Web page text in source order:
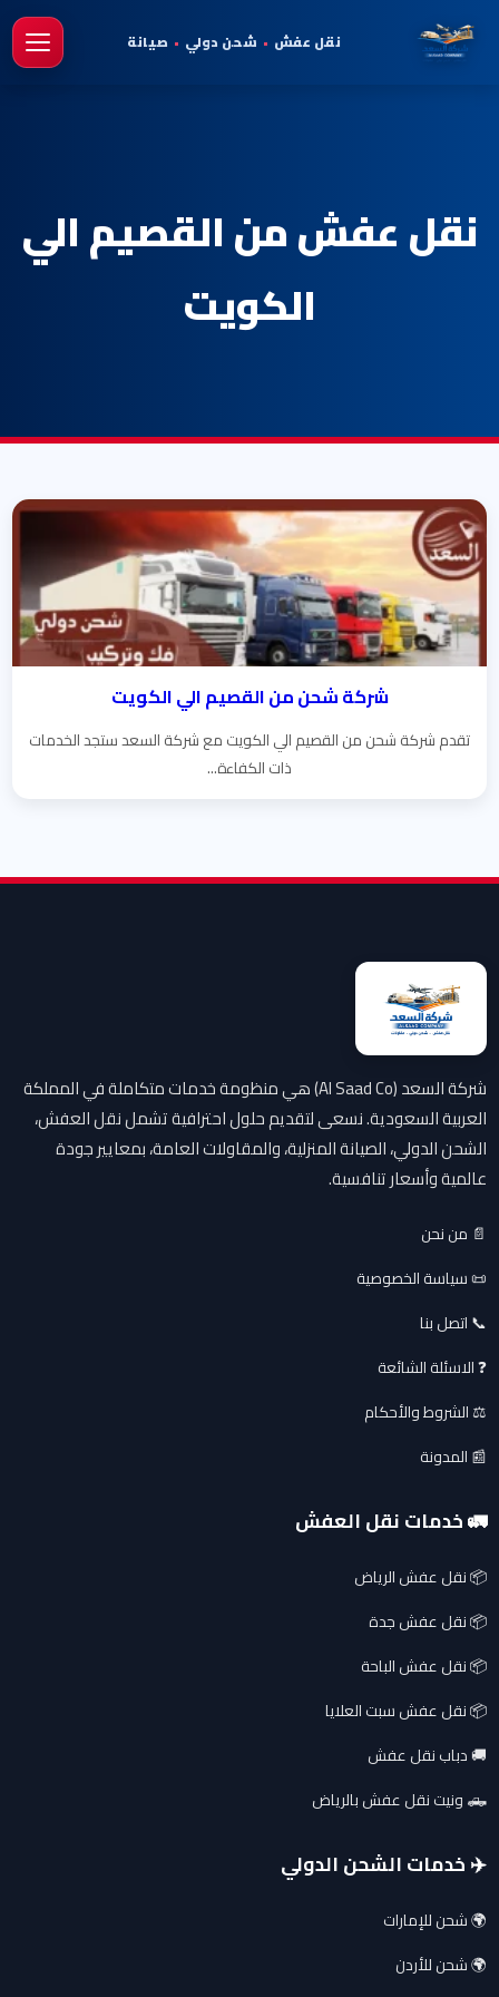
نقل عفش • شحن دولي • صيانة
نقل عفش من القصيم الي
الكويت
شركة شحن من القصيم الي الكويت
تقدم شركة شحن من القصيم الي الكويت مع شركة السعد ستجد الخدمات
ذات الكفاءة...
شركة السعد (Al Saad Co) هي منظومة خدمات متكاملة في المملكة
العربية السعودية. نسعى لتقديم حلول احترافية تشمل نقل العفش،
الشحن الدولي، الصيانة المنزلية، والمقاولات العامة، بمعايير جودة
عالمية وأسعار تنافسية.
📄 من نحن
📜 سياسة الخصوصية
📞 اتصل بنا
❓ الاسئلة الشائعة
⚖️ الشروط والأحكام
📰 المدونة
🚛 خدمات نقل العفش
📦 نقل عفش الرياض
📦 نقل عفش جدة
📦 نقل عفش الباحة
📦 نقل عفش سبت العلايا
🚚 دباب نقل عفش
🛻 ونيت نقل عفش بالرياض
✈️ خدمات الشحن الدولي
🌍 شحن للإمارات
🌍 شحن للأردن